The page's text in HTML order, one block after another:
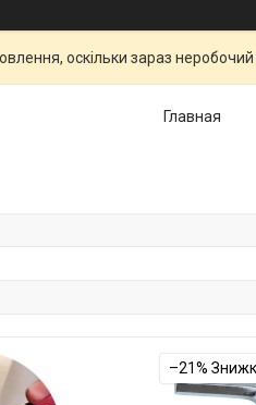
оскільки зараз
Главная
–21%